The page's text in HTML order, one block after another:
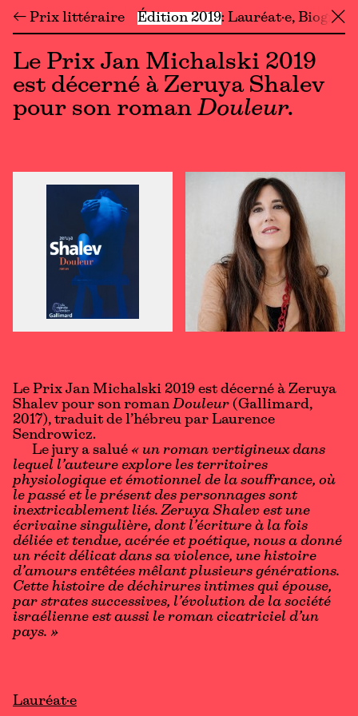
← Prix littéraire Édition 2019 Lauréat·e ╳
Le Prix Jan Michalski 2019
est décerné à Zeruya Shalev
pour son roman Douleur.
Le Prix Jan Michalski 2019 est décerné à Zeruya
Shalev pour son roman Douleur (Gallimard,
2017), traduit de l’hébreu par Laurence
Sendrowicz.
Le jury a salué « un roman vertigineux dans
lequel l’auteure explore les territoires
physiologique et émotionnel de la souffrance, où
le passé et le présent des personnages sont
inextricablement liés. Zeruya Shalev est une
écrivaine singulière, dont l’écriture à la fois
déliée et tendue, acérée et poétique, nous a donné
un récit délicat dans sa violence, une histoire
d’amours entêtées mêlant plusieurs générations.
Cette histoire de déchirures intimes qui épouse,
par strates successives, l’évolution de la société
israélienne est aussi le roman cicatriciel d’un
pays. »
Lauréat·e